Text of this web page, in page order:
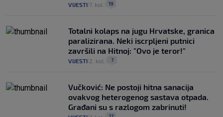
VIJESTI 7. kol. 19
Totalni kolaps na jugu Hrvatske, granica
paralizirana. Neki iscrpljeni putnici
završili na Hitnoj: "Ovo je teror!"
VIJESTI 2. kol. 7
Vučković: Ne postoji hitna sanacija
ovakvog heterogenog sastava otpada.
Građani su s razlogom zabrinuti!